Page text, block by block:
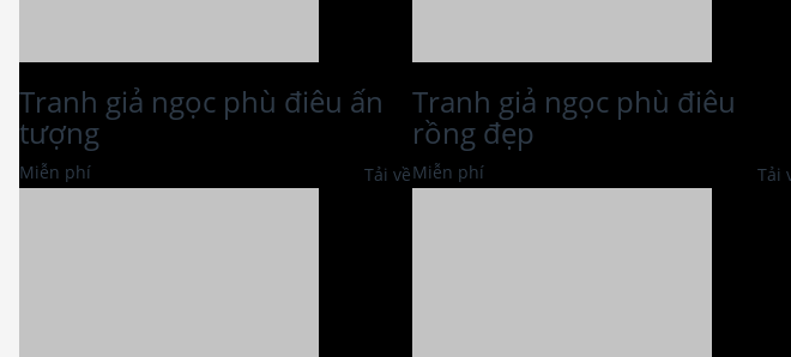
Tranh giả ngọc phù điêu ấn
tượng
Miễn phí Tải về
Tranh giả ngọc phù điêu
rồng đẹp
Miễn phí Tải